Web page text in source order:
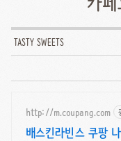
TASTY SWEETS
http://m.coupang.com
배스킨라빈스 쿠팡